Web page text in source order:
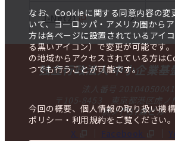
なお、Cookieに関する同意内容の変
いて、ヨーロッパ・アメリカ圏から
方は各ページに設置されているアイ
る黒いアイコン）で変更が可能です
の地域からアクセスされている方は
つでも行うことが可能です。
今回の概要、個人情報の取り扱い機
ポリシー・利用規約をご覧ください。
J-Net21
独立行政法人 中小企業基
法人番号
〒105-8453 東京都港区虎ノ
虎ノ門37森ビル
X
Facebook